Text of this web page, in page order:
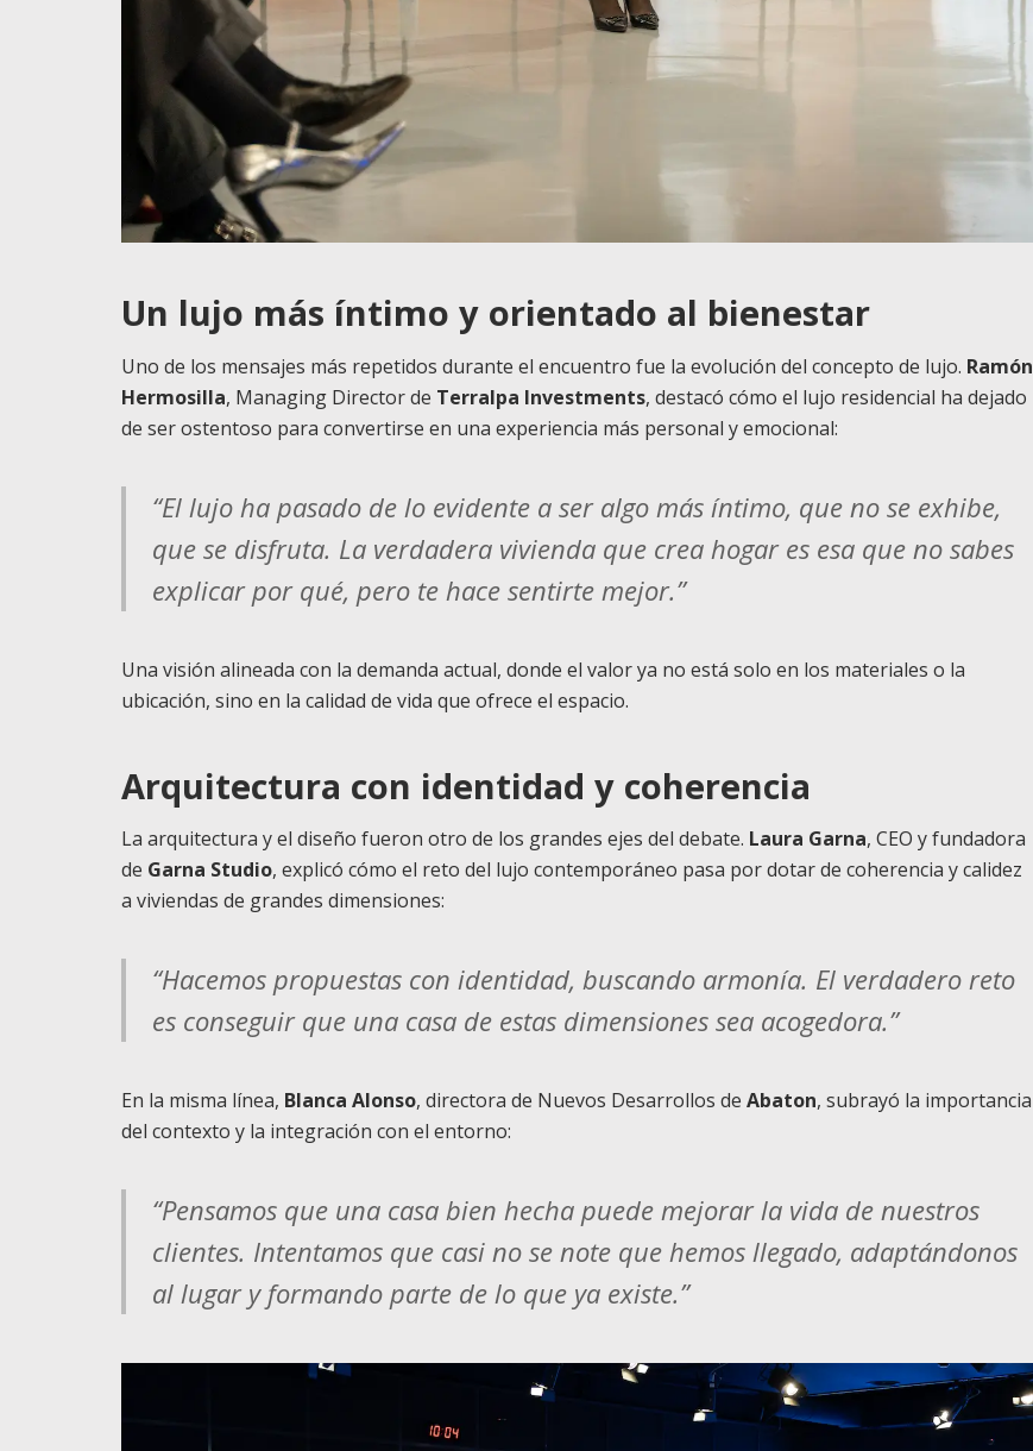
Un lujo más íntimo y orientado al bienestar
Uno de los mensajes más repetidos durante el encuentro fue la evolución del concepto de lujo. Ramón
Hermosilla, Managing Director de Terralpa Investments, destacó cómo el lujo residencial ha dejado
de ser ostentoso para convertirse en una experiencia más personal y emocional:
“El lujo ha pasado de lo evidente a ser algo más íntimo, que no se exhibe,
que se disfruta. La verdadera vivienda que crea hogar es esa que no sabes
explicar por qué, pero te hace sentirte mejor.”
Una visión alineada con la demanda actual, donde el valor ya no está solo en los materiales o la
ubicación, sino en la calidad de vida que ofrece el espacio.
Arquitectura con identidad y coherencia
La arquitectura y el diseño fueron otro de los grandes ejes del debate. Laura Garna, CEO y fundadora
de Garna Studio, explicó cómo el reto del lujo contemporáneo pasa por dotar de coherencia y calidez
a viviendas de grandes dimensiones:
“Hacemos propuestas con identidad, buscando armonía. El verdadero reto
es conseguir que una casa de estas dimensiones sea acogedora.”
En la misma línea, Blanca Alonso, directora de Nuevos Desarrollos de Abaton, subrayó la importancia
del contexto y la integración con el entorno:
“Pensamos que una casa bien hecha puede mejorar la vida de nuestros
clientes. Intentamos que casi no se note que hemos llegado, adaptándonos
al lugar y formando parte de lo que ya existe.”